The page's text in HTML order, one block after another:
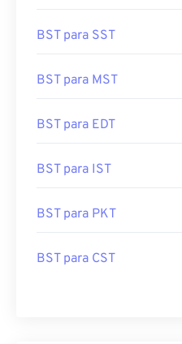
BST para SST
BST para MST
BST para EDT
BST para IST
BST para PKT
BST para CST